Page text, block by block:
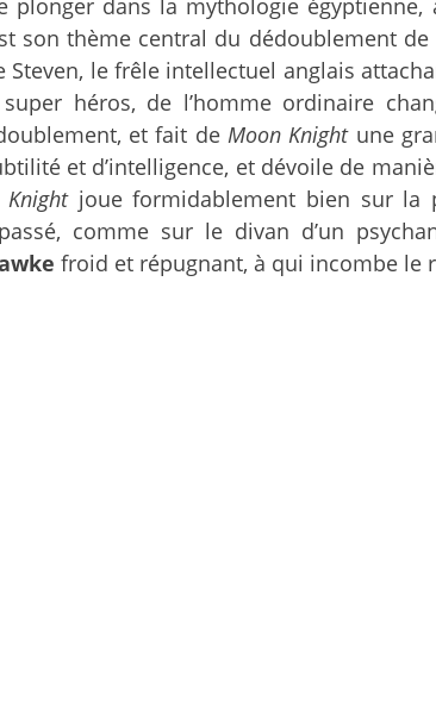
dans la mythologie
son thème central du dédoublement de
le frêle intellectuel anglais
héros, de l’homme ordinaire
et fait deMoon Knightune
et d’intelligence, et dévoile de
Knightjoue formidablement bien sur la
comme sur le divan d’un
froid et répugnant, à qui incombe le